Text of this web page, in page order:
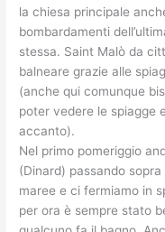
la chiesa principale
bombardamenti
stessa. Saint Malò da
balneare grazie alle
(anche qui comunque
poter vedere le spiagge
accanto).
Nel primo pomeriggio
(Dinard) passando
maree e ci fermiamo in
per ora è sempre stato